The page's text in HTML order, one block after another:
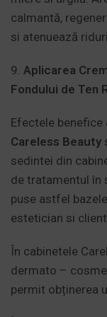
calmantă,
si atenuează
9. Aplicarea
Fondului de Ten
Efectele benefice
Careless Beauty
sedintei din
de tratamentul în
puse astfel
estetician si client.
În cabinetele
dermato –
permit obținerea